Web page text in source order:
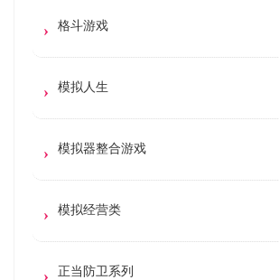
格斗游戏
模拟人生
模拟器整合游戏
模拟经营类
正当防卫系列